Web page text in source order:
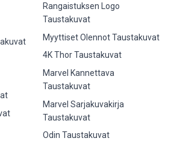
Rangaistuksen Logo
Taustakuvat
Myyttiset Olennot Taustakuvat
4K Thor Taustakuvat
Marvel Kannettava
Taustakuvat
Marvel Sarjakuvakirja
Taustakuvat
Odin Taustakuvat